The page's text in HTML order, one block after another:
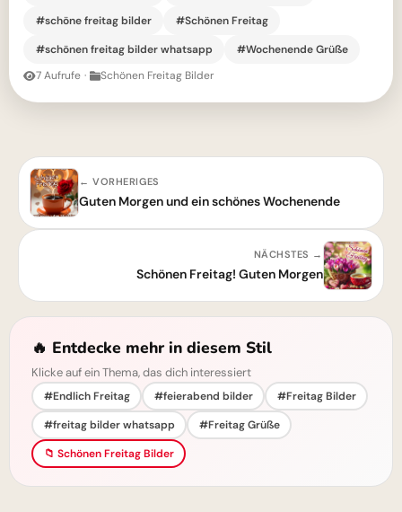
#schöne freitag bilder
#Schönen Freitag
#schönen freitag bilder whatsapp
#Wochenende Grüße
7 Aufrufe · Schönen Freitag Bilder
← VORHERIGES
Guten Morgen und ein schönes Wochenende
NÄCHSTES →
Schönen Freitag! Guten Morgen
🔥 Entdecke mehr in diesem Stil
Klicke auf ein Thema, das dich interessiert
#Endlich Freitag #feierabend bilder
#Freitag Bilder
#freitag bilder whatsapp
#Freitag Grüße
📁 Schönen Freitag Bilder